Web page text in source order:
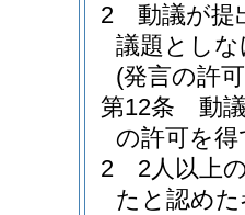
2
動議が提
議題とし
(発言の許
第12条
動
の許可を
2
2人以上
たと認め